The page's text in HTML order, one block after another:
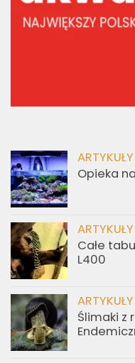
ARTYKUŁY
Opieka
ARTYKUŁY
Całe
L400
ARTYKUŁY
Ślimaki z